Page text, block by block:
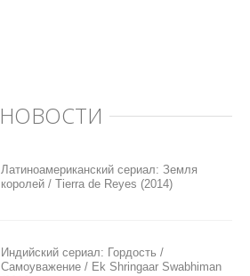
НОВОСТИ
Латиноамериканский сериал: Земля
королей / Tierra de Reyes (2014)
Индийский сериал: Гордость /
Самоуважение / Ek Shringaar Swabhiman